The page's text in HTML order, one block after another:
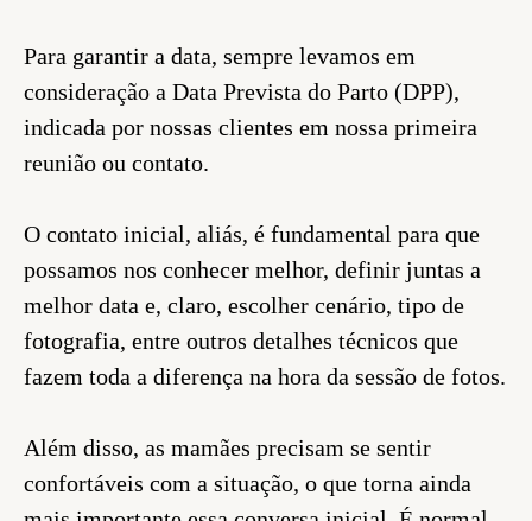
Para garantir a data, sempre levamos em
consideração a Data Prevista do Parto (DPP),
indicada por nossas clientes em nossa primeira
reunião ou contato.
O contato inicial, aliás, é fundamental para que
possamos nos conhecer melhor, definir juntas a
melhor data e, claro, escolher cenário, tipo de
fotografia, entre outros detalhes técnicos que
fazem toda a diferença na hora da sessão de fotos.
Além disso, as mamães precisam se sentir
confortáveis com a situação, o que torna ainda